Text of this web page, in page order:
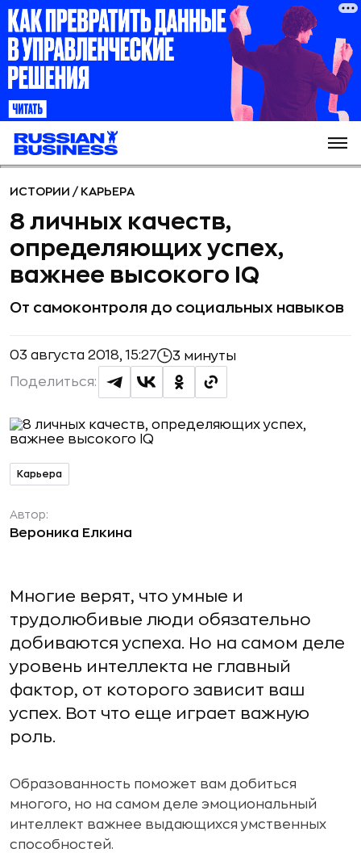
ИСТОРИИ / КАРЬЕРА
8 личных качеств,
определяющих успех,
важнее высокого IQ
От самоконтроля до социальных навыков
03 августа 2018, 15:27 3 минуты
Поделиться:
Карьера
Автор:
Вероника Елкина
Многие верят, что умные и
трудолюбивые люди обязательно
добиваются успеха. Но на самом деле
уровень интеллекта не главный
фактор, от которого зависит ваш
успех. Вот что еще играет важную
роль.
Образованность поможет вам добиться
многого, но на самом деле эмоциональный
интеллект важнее выдающихся умственных
способностей.